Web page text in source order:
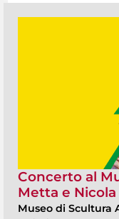
Concerto al
Metta e Nicola
Museo di Scultura